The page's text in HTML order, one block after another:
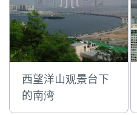
西望洋山观景台下
的南湾